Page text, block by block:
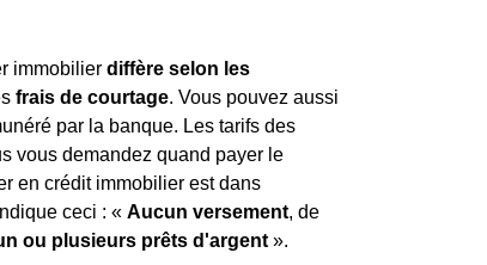
immobilier diffère selon les
frais de courtage. Vous pouvez aussi
par la banque. Les tarifs des
vous demandez quand payer le
en crédit immobilier est dans
ceci : « Aucun versement, de
ou plusieurs prêts d'argent ».